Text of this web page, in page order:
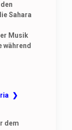
Sahara
Musik
während
❯
dem